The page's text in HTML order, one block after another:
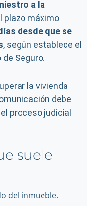
a la
plazo máximo
desde que se
, según establece el
Seguro.
la vivienda
debe
proceso judicial
suele
del inmueble.